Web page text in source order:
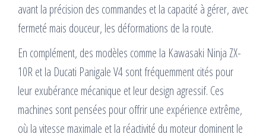
avant la précision des commandes et la capacité à gérer, avec
fermeté mais douceur, les déformations de la route.
En complément, des modèles comme la Kawasaki Ninja ZX-
10R et la Ducati Panigale V4 sont fréquemment cités pour
leur exubérance mécanique et leur design agressif. Ces
machines sont pensées pour offrir une expérience extrême,
où la vitesse maximale et la réactivité du moteur dominent le